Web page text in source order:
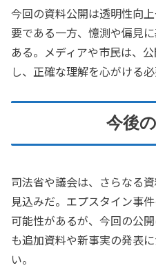
今回の資料公開は透明性向
要である一方、憶測や偏見
ある。メディアや市民は、
し、正確な理解を心がける必
今後
司法省や議会は、さらなる
見込みだ。エプスタイン事
可能性があるが、今回の公
も追加資料や新事実の発表
い。